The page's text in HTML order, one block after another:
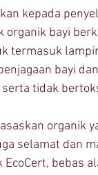
kepada
organik bayi
termasuk
bayi
tidak
organik
selamat dan
bebas